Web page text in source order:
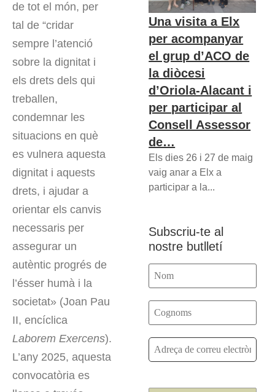
de tot el món, per
tal de “cridar
sempre l’atenció
sobre la dignitat i
els drets dels qui
treballen,
condemnar les
situacions en què
es vulnera aquesta
dignitat i aquests
drets, i ajudar a
orientar els canvis
necessaris per
assegurar un
autèntic progrés de
l’ésser humà i la
societat» (Joan Pau
II, encíclica
Laborem Exercens).
L’any 2025, aquesta
convocatòria es
Una visita a Elx
per acompanyar
el grup d’ACO de
la diòcesi
d’Oriola-Alacant i
per participar al
Consell Assessor
de…
Els dies 26 i 27 de maig
vaig anar a Elx a
participar a la...
Subscriu-te al
nostre butlletí